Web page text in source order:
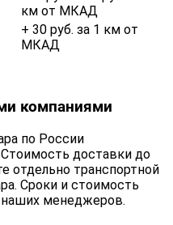
км от МКАД
+ 30 руб. за 1 км от
МКАД
компаниями
по России
доставки до
отдельно транспортной
Сроки и стоимость
менеджеров.